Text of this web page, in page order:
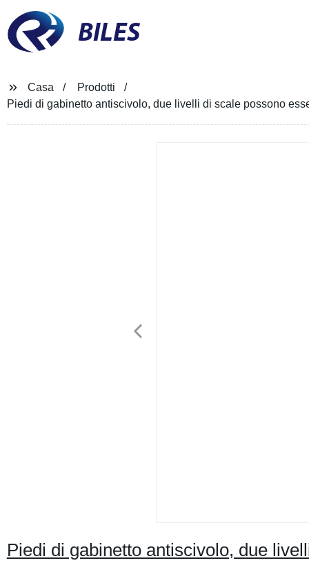
BILES
Casa
Prodotti
Piedi di gabinetto antiscivolo, due livelli di scale possono
Piedi di gabinetto antiscivolo, due